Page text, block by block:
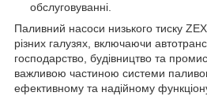
обслуговуванні.
Паливний насоси низького тиску
різних галузях, включаючи
господарство, будівництво та
важливою частиною системи
ефективному та надійному